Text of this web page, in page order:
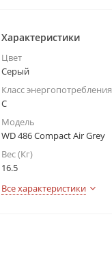
Характеристики
Цвет
Серый
Класс энергопотребления
С
Модель
WD 486 Compact Air Grey
Вес (Кг)
16.5
Все характеристики